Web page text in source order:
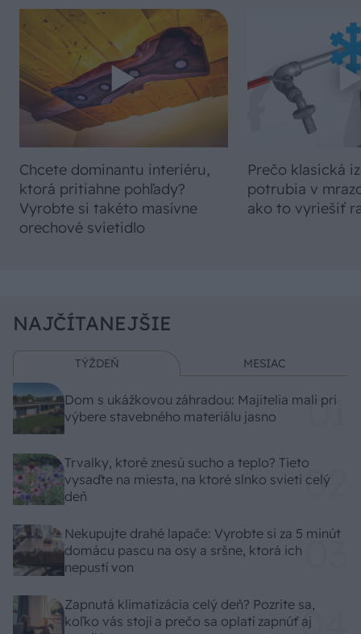
Chcete dominantu interiéru,
ktorá pritiahne pohľady?
Vyrobte si takéto masívne
orechové svietidlo
Prečo klasická
potrubia v
ako to vyriešiť
NAJČÍTANEJŠIE
TÝŽDEŇ MESIAC
Dom s ukážkovou záhradou: Majitelia mali pri
výbere stavebného materiálu jasno
Trvalky, ktoré znesú sucho a teplo? Tieto
vysaďte na miesta, na ktoré slnko svieti celý
deň
Nekupujte drahé lapače: Vyrobte si za 5 minút
domácu pascu na osy a sršne, ktorá ich
nepustí von
Zapnutá klimatizácia celý deň? Pozrite sa,
koľko vás stojí a prečo sa oplatí zapnúť aj